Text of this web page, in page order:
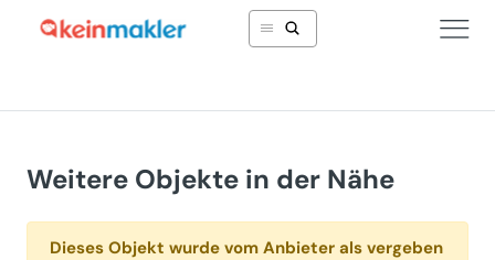
Weitere Objekte in der Nähe
Dieses Objekt wurde vom Anbieter als vergeben